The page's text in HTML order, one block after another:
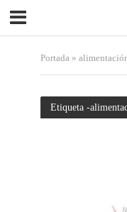
Portada»
Etiqueta -